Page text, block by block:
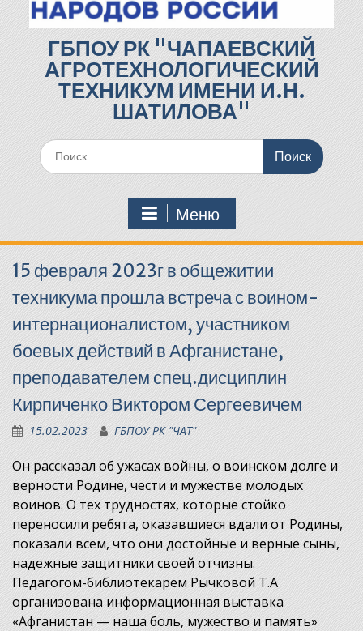
ГБПОУ РК "ЧАПАЕВСКИЙ
АГРОТЕХНОЛОГИЧЕСКИЙ
ТЕХНИКУМ ИМЕНИ И.Н.
ШАТИЛОВА"
Поиск
по:
Меню
15 февраля 2023г в общежитии
техникума прошла встреча с воином-
интернационалистом, участником
боевых действий в Афганистане,
преподавателем спец.дисциплин
Кирпиченко Виктором Сергеевичем
15.02.2023 ГБПОУ РК "ЧАТ"
Он рассказал об ужасах войны, о воинском долге и
верности Родине, чести и мужестве молодых
воинов. О тех трудностях, которые стойко
переносили ребята, оказавшиеся вдали от Родины,
показали всем, что они достойные и верные сыны,
надежные защитники своей отчизны.
Педагогом-библиотекарем Рычковой Т.А
организована информационная выставка
«Афганистан — наша боль, мужество и память»